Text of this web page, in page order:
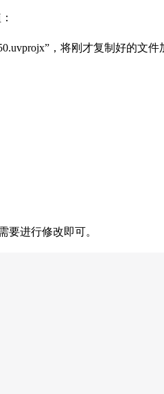
，将刚才复制好的文件
要进行修改即可。